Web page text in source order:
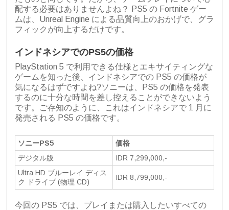
配する必要はありませんよね？ PS5 の Fortnite ゲー
ムは、Unreal Engine による品質向上のおかげで、グラ
フィックが向上するだけです。
インドネシアでのPS5の価格
PlayStation 5 で利用できる仕様とエキサイティングな
ゲームを知った後、インドネシアでの PS5 の価格が
気になるはずですよね?ソニーは、PS5 の価格を発表
するのに十分な時間を差し控えることができないよう
です。ご存知のように、これはインドネシアで 1 月に
発売される PS5 の価格です。
ソニーPS5
価格
デジタル版
IDR 7,299,000,-
Ultra HD ブルーレイ ディス
ク ドライブ (物理 CD)
IDR 8,799,000,-
今回の PS5 では、プレイまたは購入したいすべての